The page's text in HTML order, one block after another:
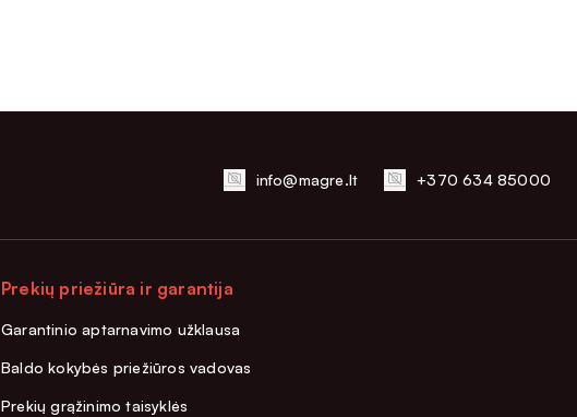
info@magre.lt +370 634 85000
Prekių priežiūra ir garantija
Garantinio aptarnavimo užklausa
Baldo kokybės priežiūros vadovas
Prekių grąžinimo taisyklės